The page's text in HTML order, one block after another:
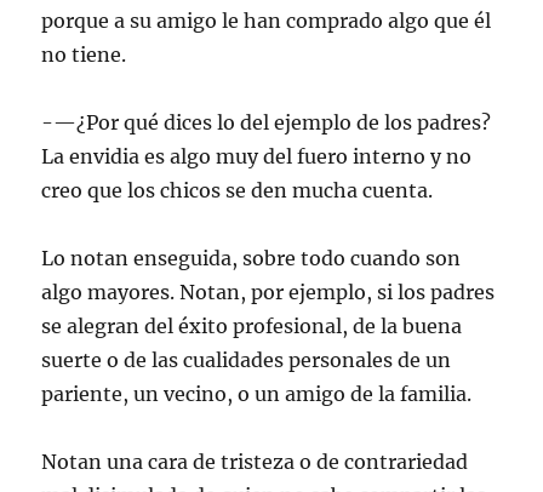
porque a su amigo le han comprado algo que él
no tiene.
-—¿Por qué dices lo del ejemplo de los padres?
La envidia es algo muy del fuero interno y no
creo que los chicos se den mucha cuenta.
Lo notan enseguida, sobre todo cuando son
algo mayores. Notan, por ejemplo, si los padres
se alegran del éxito profesional, de la buena
suerte o de las cualidades personales de un
pariente, un vecino, o un amigo de la familia.
Notan una cara de tristeza o de contrariedad